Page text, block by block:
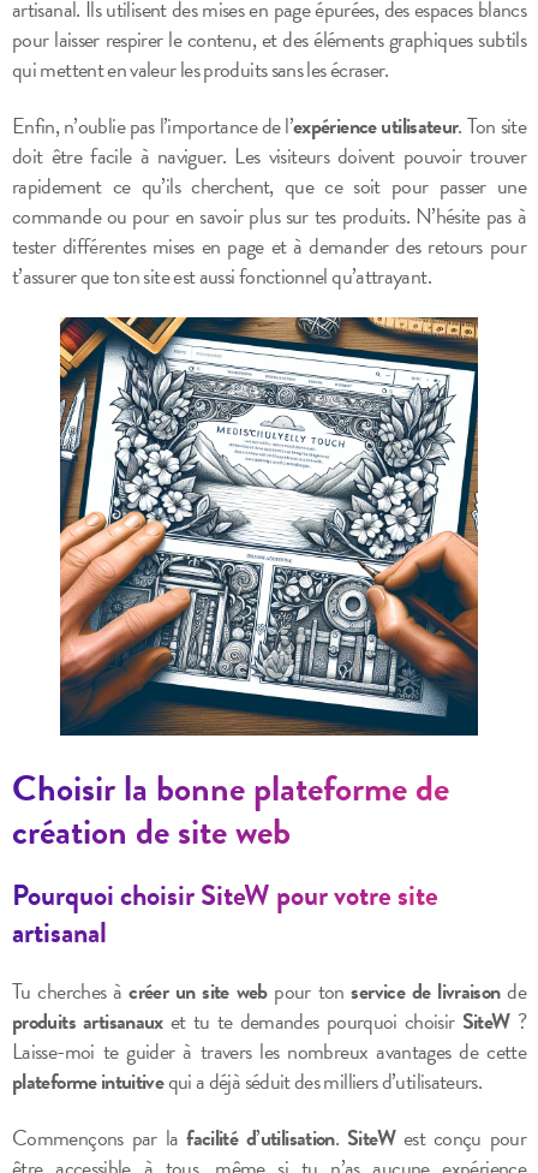
artisanal. Ils utilisent des mises en page épurées, des espaces blancs
pour laisser respirer le contenu, et des éléments graphiques subtils
qui mettent en valeur les produits sans les écraser.
Enfin, n’oublie pas l’importance de l’expérience utilisateur. Ton site
doit être facile à naviguer. Les visiteurs doivent pouvoir trouver
rapidement ce qu’ils cherchent, que ce soit pour passer une
commande ou pour en savoir plus sur tes produits. N’hésite pas à
tester différentes mises en page et à demander des retours pour
t’assurer que ton site est aussi fonctionnel qu’attrayant.
Choisir la bonne plateforme de
création de site web
Pourquoi choisir SiteW pour votre site
artisanal
Tu cherches àcréer un site webpour tonservice de livraisonde
produits artisanauxet tu te demandes pourquoi choisir SiteW?
Laisse-moi te guider à travers les nombreux avantages de cette
plateforme intuitivequi a déjà séduit des milliers d’utilisateurs.
Commençons par lafacilité d’utilisation. SiteWest conçu pour